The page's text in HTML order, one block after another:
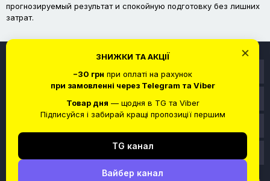
прогнозируемый результат и спокойную подготовку без лишних
затрат.
×
ЗНИЖКИ ТА АКЦІЇ
−30 грн при оплаті на рахунок
при замовленні через Telegram та Viber
Товар дня — щодня в TG та Viber
Підписуйся і забирай кращі пропозиції першим
TG канал
Вайбер канал
Служба поддержки
Связаться с нами